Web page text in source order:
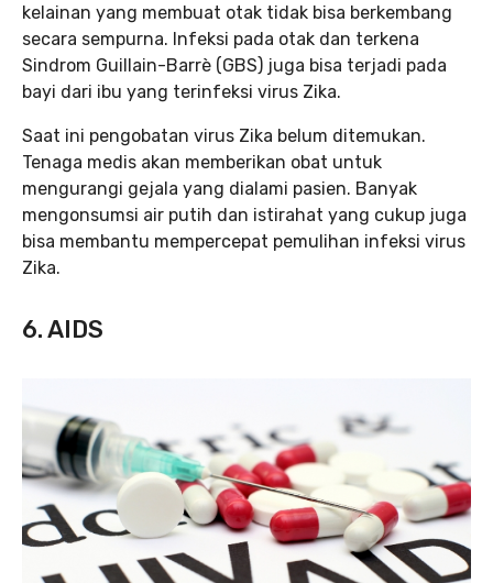
kelainan yang membuat otak tidak bisa berkembang
secara sempurna. Infeksi pada otak dan terkena
Sindrom Guillain-Barrѐ (GBS) juga bisa terjadi pada
bayi dari ibu yang terinfeksi virus Zika.
Saat ini pengobatan virus Zika belum ditemukan.
Tenaga medis akan memberikan obat untuk
mengurangi gejala yang dialami pasien. Banyak
mengonsumsi air putih dan istirahat yang cukup juga
bisa membantu mempercepat pemulihan infeksi virus
Zika.
6. AIDS